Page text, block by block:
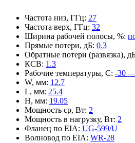
Частота низ, ГГц: 27
Частота верх, ГГц: 32
Ширина рабочей полосы, %:
Прямые потери, дБ: 0.3
Обратные потери (развязка),
КСВ: 1.3
Рабочие температуры, С: -30
W, мм: 12.7
L, мм: 25.4
H, мм: 19.05
Мощность ср, Вт: 2
Мощность в нагрузку, Вт: 2
Фланец по EIA: UG-599/U
Волновод по EIA: WR-28